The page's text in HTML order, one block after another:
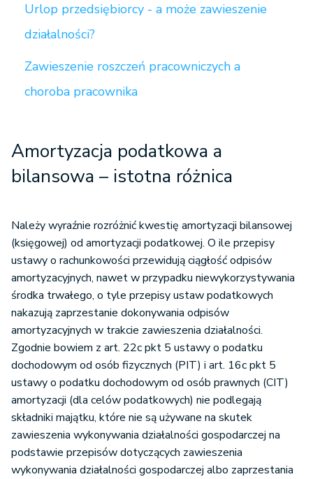
Urlop przedsiębiorcy - a może zawieszenie
działalności?
Zawieszenie roszczeń pracowniczych a
choroba pracownika
Amortyzacja podatkowa a
bilansowa – istotna różnica
Należy wyraźnie rozróżnić kwestię amortyzacji bilansowej
(księgowej) od amortyzacji podatkowej. O ile przepisy
ustawy o rachunkowości przewidują ciągłość odpisów
amortyzacyjnych, nawet w przypadku niewykorzystywania
środka trwałego, o tyle przepisy ustaw podatkowych
nakazują zaprzestanie dokonywania odpisów
amortyzacyjnych w trakcie zawieszenia działalności.
Zgodnie bowiem z art. 22c pkt 5 ustawy o podatku
dochodowym od osób fizycznych (PIT) i art. 16c pkt 5
ustawy o podatku dochodowym od osób prawnych (CIT)
amortyzacji (dla celów podatkowych) nie podlegają
składniki majątku, które nie są używane na skutek
zawieszenia wykonywania działalności gospodarczej na
podstawie przepisów dotyczących zawieszenia
wykonywania działalności gospodarczej albo zaprzestania